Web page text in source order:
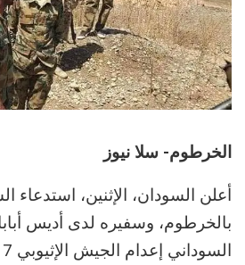
الخرطوم- سلا نيوز
أعلن السودان، الإثنين، استدعاء
بالخرطوم، وسفيره لدى أديس